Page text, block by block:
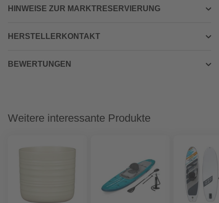
HINWEISE ZUR MARKTRESERVIERUNG
HERSTELLERKONTAKT
BEWERTUNGEN
Weitere interessante Produkte